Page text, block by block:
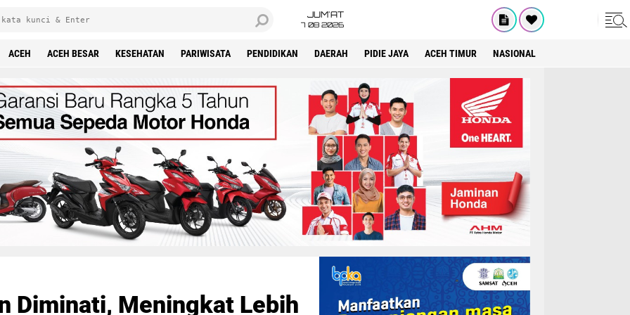
JUM'AT
7 08 2026
ACEH ACEH BESAR KESEHATAN PARIWISATA PENDIDIKAN DAERAH PIDIE JAYA ACEH TIMUR NASIONAL
Diminati, Meningkat Lebih